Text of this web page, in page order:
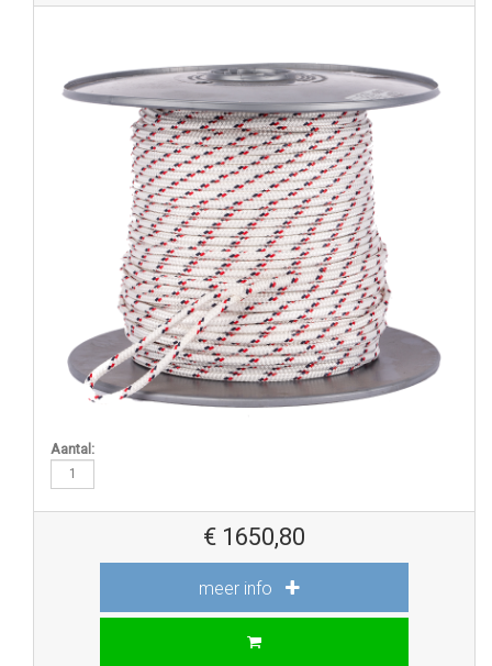
Aantal:
€ 1650,80
meer info